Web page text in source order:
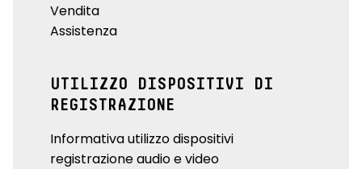
Vendita
Assistenza
UTILIZZO DISPOSITIVI DI
REGISTRAZIONE
Informativa utilizzo dispositivi
registrazione audio e video